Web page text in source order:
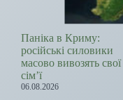
Паніка в Криму:
російські силовики
масово вивозять свої
сім’ї
06.08.2026